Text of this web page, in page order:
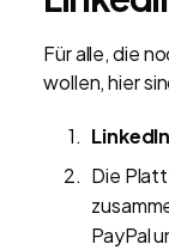
Für alle, die
wollen, hier
Die
PayPal